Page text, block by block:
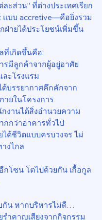
ะส่วน” ที่ต่างประเทศเรียก
แบบ accretive—คือยิ่งรวม
ฝ่ายได้ประโยชน์เพิ่มขึ้น
ที่เกิดขึ้นคือ:
รมีลูกค้าจากผู้อยู่อาศัย
ะโรงแรม
ด้บรรยากาศคึกคักจาก
ายในโครงการ
กงานได้สิ่งอำนวยความ
กกว่าอาคารทั่วไป
ได้ชีวิตแบบครบวงจร ไม่
งไกล
โซน โตไปด้วยกัน เกื้อกูล
กัน หากบริหารไม่ดี…
รำคาญเสียงจากกิจกรรม